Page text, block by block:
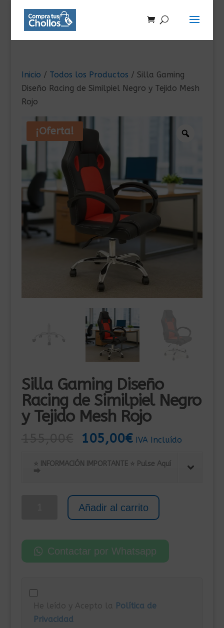
Inicio / Todos los Productos / Silla Gaming
Diseño Racing de Similpiel Negro y Tejido Mesh
Rojo
¡Oferta!
Silla Gaming Diseño
Racing de Similpiel Negro
y Tejido Mesh Rojo
El
original
155,00€.
105,00€El
actual
105,00€.
IVA Incluído
⭐ INFORMACIÓN IMPORTANTE ⭐ Pulse Aquí
⮕
Racing
Tejido
Mesh
Añadir al carrito
Contactar por Whatsapp
He leído y Acepto la Política de
Privacidad